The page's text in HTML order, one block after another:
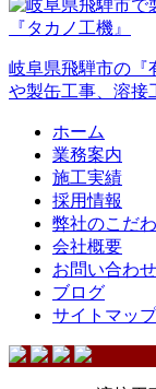
岐阜県飛騨市の『
や製缶工事、溶接
ホーム
業務案内
施工実績
採用情報
弊社のこだ
会社概要
お問い合わせ
ブログ
サイトマップ